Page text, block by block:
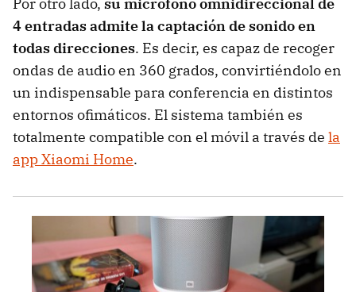
Por otro lado, su micrófono omnidireccional de
4 entradas admite la captación de sonido en
todas direcciones. Es decir, es capaz de recoger
ondas de audio en 360 ​​grados, convirtiéndolo en
un indispensable para conferencia en distintos
entornos ofimáticos. El sistema también es
totalmente compatible con el móvil a través de la
app Xiaomi Home.